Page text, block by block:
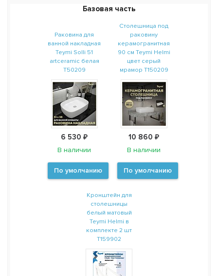
Базовая часть
Раковина для
ванной накладная
Teymi Solli 51
artceramic белая
T50209
6 530 ₽
В наличии
По умолчанию
Столешница под
раковину
керамогранитная
90 см Teymi Helmi
цвет серый
мрамор T150209
10 860 ₽
В наличии
По умолчанию
Кронштейн для
столешницы
белый матовый
Teymi Helmi в
комплекте 2 шт
T159902